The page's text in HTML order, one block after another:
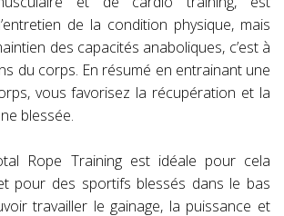
de la condition physique, mais
des capacités anaboliques, c’est à
du corps. En résumé en entrainant une
vous favorisez la récupération et la
blessée.
Rope Training est idéale pour cela
pour des sportifs blessés dans le bas
travailler le gainage, la puissance et